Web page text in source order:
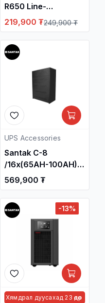
R650 Line-
interactive
650VA/360W UPS /
Тог Баригч
тогтворжуулагч /
219,900 ₮249,900 ₮
UPS Accessories
Santak C-8
/16x(65AH-100AH)/
Battery Cabinet /
Тог Баригч
тогтворжуулагч /
569,900 ₮
-13%
Хямдрал дуусахад 23 өдөр